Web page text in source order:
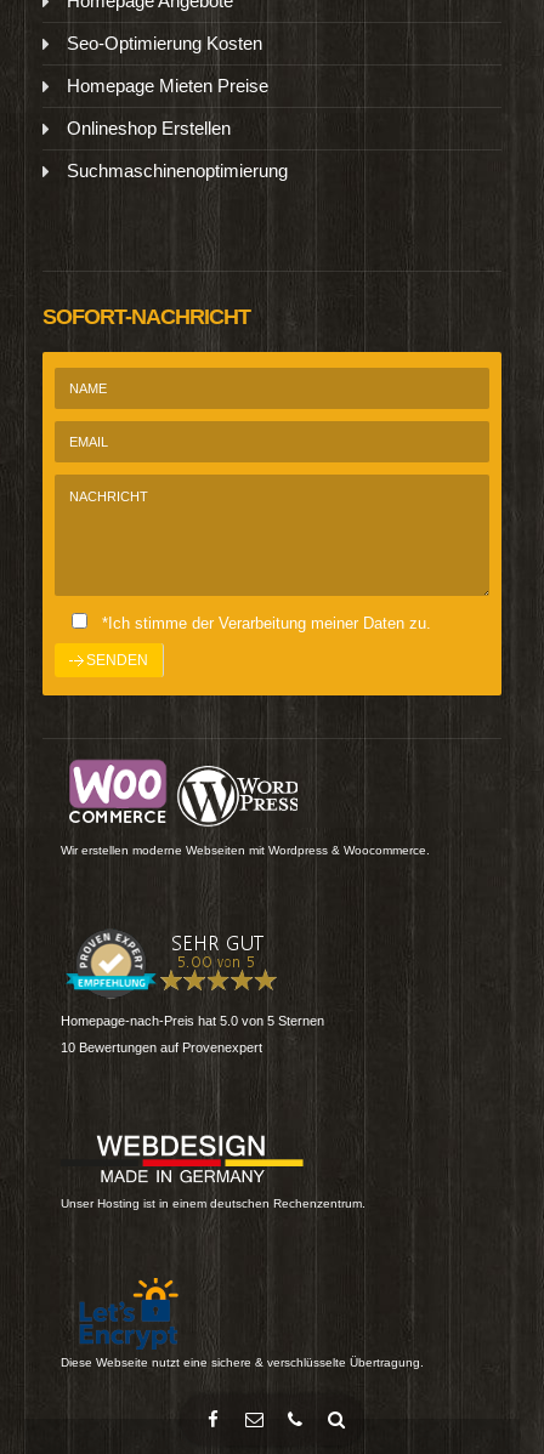
Seo-Optimierung Kosten
Homepage Mieten Preise
Onlineshop Erstellen
Suchmaschinenoptimierung
SOFORT-NACHRICHT
*Ich stimme der Verarbeitung meiner Daten zu.
Wir erstellen moderne Webseiten mit Wordpress & Woocommerce.
Homepage-nach-Preis hat 5.0 von 5 Sternen
10 Bewertungen auf Provenexpert
Unser Hosting ist in einem deutschen Rechenzentrum.
Diese Webseite nutzt eine sichere & verschlüsselte Übertragung.